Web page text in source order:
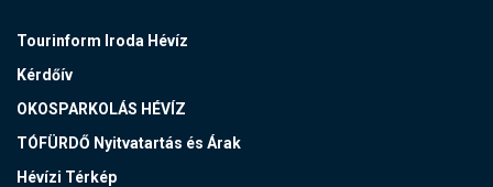
Tourinform Iroda Hévíz
Kérdőív
OKOSPARKOLÁS HÉVÍZ
TÓFÜRDŐ Nyitvatartás és Árak
Hévízi Térkép